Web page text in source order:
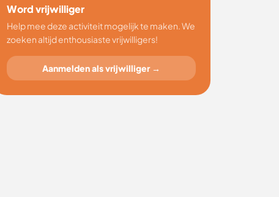
Word vrijwilliger
Help mee deze activiteit mogelijk te maken. We
zoeken altijd enthousiaste vrijwilligers!
Aanmelden als vrijwilliger →